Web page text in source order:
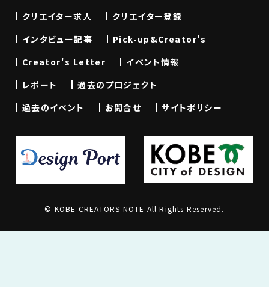
クリエイター求人
クリエイター登録
インタビュー記事
Pick-up&Creator's
Creator's Letter
イベント情報
レポート
過去のプロジェクト
過去のイベント
お問合せ サイトポリシー
© KOBE CREATORS NOTE All Rights Reserved.